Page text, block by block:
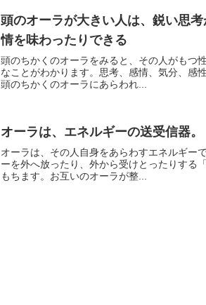
頭のオーラが大きい人は、鋭い思
情を味わったりできる
頭のちかくのオーラをみると、その人がもつ
なことがわかります。思考、感情、気分、感
頭のちかくのオーラにあらわれ...
オーラは、エネルギーの送受信器。
オーラは、その人自身をあらわすエネルギー
ーを外へ放ったり、外から受けとったりする
もちます。お互いのオーラが整...